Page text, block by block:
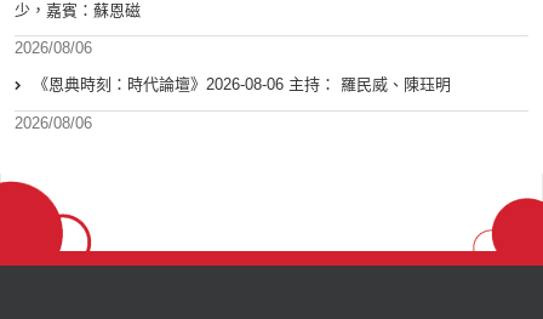
少，嘉賓：蘇恩磁
2026/08/06
《恩典時刻：時代論壇》2026-08-06 主持： 羅民威、陳珏明
2026/08/06